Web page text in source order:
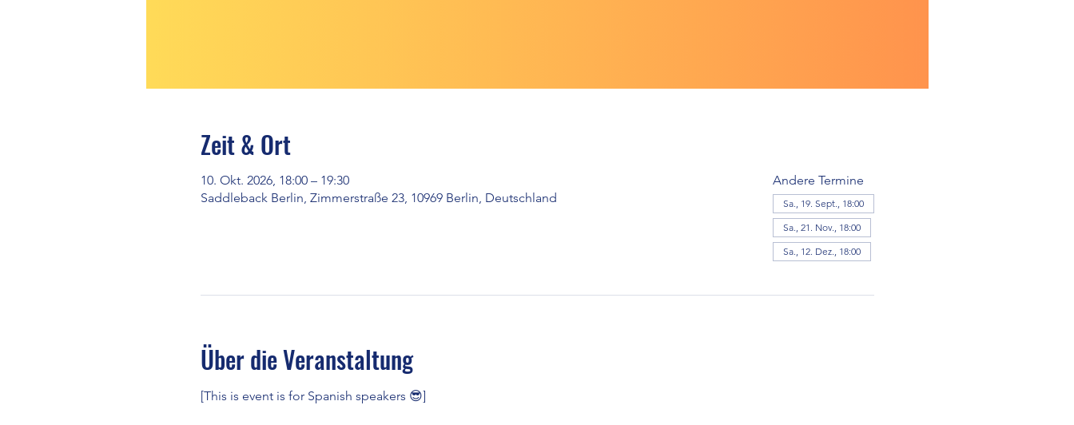
Zeit & Ort
10. Okt. 2026, 18:00 – 19:30
Saddleback Berlin, Zimmerstraße 23, 10969 Berlin, Deutschland
Andere Termine
Sa., 19. Sept., 18:00
Sa., 21. Nov., 18:00
Sa., 12. Dez., 18:00
Über die Veranstaltung
[This is event is for Spanish speakers 😎]